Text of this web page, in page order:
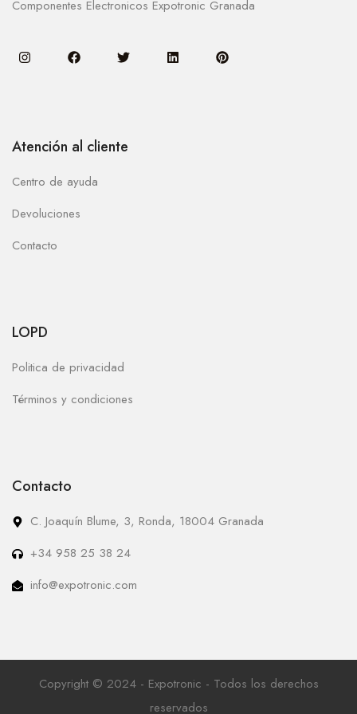
Componentes Electronicos Expotronic Granada
Atención al cliente
Centro de ayuda
Devoluciones
Contacto
LOPD
Politica de privacidad
Términos y condiciones
Contacto
C. Joaquín Blume, 3, Ronda, 18004 Granada
+34 958 25 38 24
info@expotronic.com
Copyright © 2024 - Expotronic - Todos los derechos
reservados